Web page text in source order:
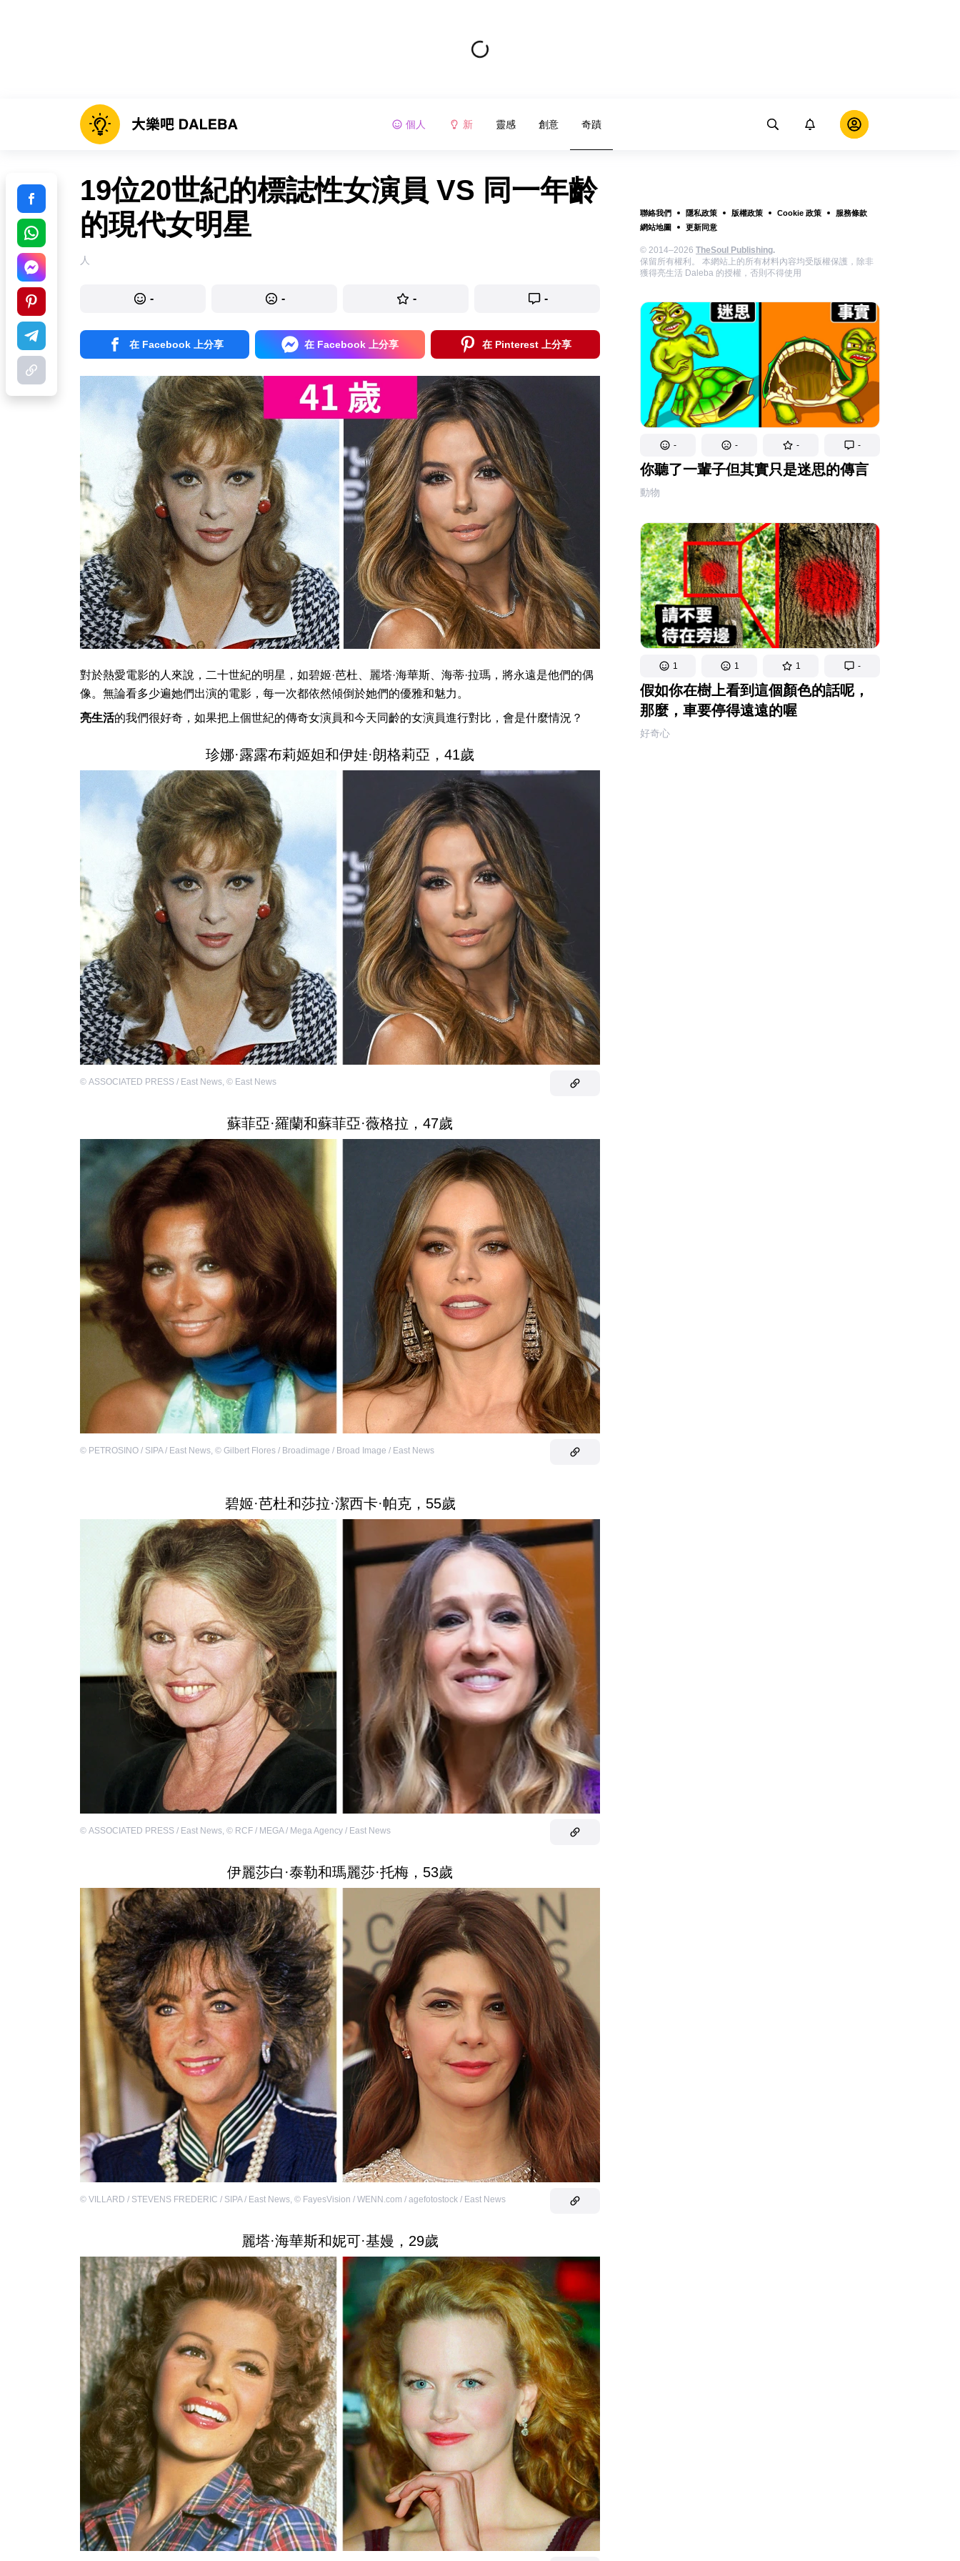
個人 新 靈感 創意 奇蹟
聯絡我們 隱私政策 版權政策 Cookie 政策
服務條款
網站地圖
更新同意
© 2014–2026 TheSoul Publishing.
保留所有權利。 本網站上的所有材料內容均受版權保護，除非
獲得亮生活 Daleba 的授權，否則不得使用
- - - -
你聽了一輩子但其實只是迷思的傳言
動物
1 1 1 -
假如你在樹上看到這個顏色的話呢，
那麼，車要停得遠遠的喔
好奇心
19位20世紀的標誌性女演員 VS 同一年齡
的現代女明星
人
- - - -
在 Facebook 上分享 在 Facebook 上分享 在 Pinterest 上分享
對於熱愛電影的人來說，二十世紀的明星，如碧姬·芭杜、麗塔·海華斯、海蒂·拉瑪，將永遠是他們的偶
像。無論看多少遍她們出演的電影，每一次都依然傾倒於她們的優雅和魅力。
亮生活的我們很好奇，如果把上個世紀的傳奇女演員和今天同齡的女演員進行對比，會是什麼情況？
珍娜·露露布莉姬妲和伊娃·朗格莉亞，41歲
© ASSOCIATED PRESS / East News, © East News
蘇菲亞·羅蘭和蘇菲亞·薇格拉，47歲
© PETROSINO / SIPA / East News, © Gilbert Flores / Broadimage / Broad Image / East News
碧姬·芭杜和莎拉·潔西卡·帕克，55歲
© ASSOCIATED PRESS / East News, © RCF / MEGA / Mega Agency / East News
伊麗莎白·泰勒和瑪麗莎·托梅，53歲
© VILLARD / STEVENS FREDERIC / SIPA / East News, © FayesVision / WENN.com / agefotostock / East News
麗塔·海華斯和妮可·基嫚，29歲